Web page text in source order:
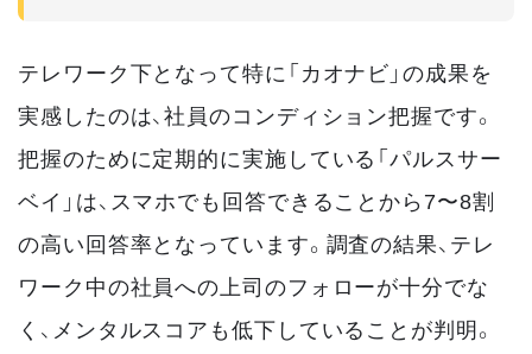
テレワーク下となって特に「カオナビ」の成果を
実感したのは、社員のコンディション把握です。
把握のために定期的に実施している「パルスサー
ベイ」は、スマホでも回答できることから7〜8割
の高い回答率となっています。調査の結果、テレ
ワーク中の社員への上司のフォローが十分でな
く、メンタルスコアも低下していることが判明。